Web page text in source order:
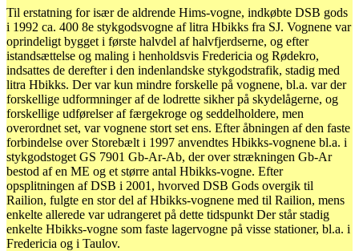
færgekroge
antal
Til erstatning for især de aldrende Hims-vogne, indkøbte DSB gods
i 1992 ca. 400 8e stykgodsvogne af litra Hbikks fra SJ. Vognene var
oprindeligt bygget i første halvdel af halvfjerdserne, og efter
istandsættelse og maling i henholdsvis Fredericia og Rødekro,
indsattes de derefter i den indenlandske stykgodstrafik, stadig med
litra Hbikks. Der var kun mindre forskelle på vognene, bl.a. var der
forskellige udformninger af de lodrette sikher på skydelågerne, og
forskellige udførelser af færgekroge og seddelholdere, men
overordnet set, var vognene stort set ens. Efter åbningen af den faste
forbindelse over Storebælt i 1997 anvendtes Hbikks-vognene bl.a. i
stykgodstoget GS 7901 Gb-Ar-Ab, der over strækningen Gb-Ar
bestod af en ME og et større antal Hbikks-vogne. Efter
opsplitningen af DSB i 2001, hvorved DSB Gods overgik til
Railion, fulgte en stor del af Hbikks-vognene med til Railion, mens
enkelte allerede var udrangeret på dette tidspunkt Der står stadig
enkelte Hbikks-vogne som faste lagervogne på visse stationer, bl.a. i
Fredericia og i Taulov.